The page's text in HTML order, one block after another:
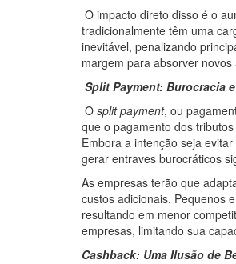
O impacto direto disso é o
tradicionalmente têm uma
inevitável, penalizando
margem para absorver novos
Split Payment: Burocracia
O split payment, ou
que o pagamento dos
Embora a intenção seja
gerar entraves burocráticos
As empresas terão que
custos adicionais. Pequenos
resultando em menor
empresas, limitando sua
Cashback: Uma Ilusão de